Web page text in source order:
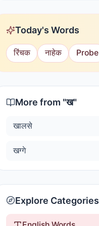
Today's Words
रिंचक नाहेक Probe
More from "ख"
खालसे
खग्गे
Explore Categories